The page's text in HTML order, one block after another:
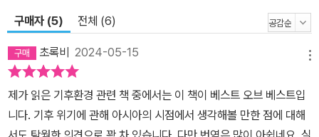
굳이 세계를 있는 그대로 재생하는 식이 될 필요는 없다. 픽션―소설
뿐 아니라 서사시와 신화까지 포괄한다―이 할 수 있는 일이란 가정
법으로 세상에 접근하는 것, 세상을 마치 그것이 아닌 다른 어떤 것인
양(as if) 그려내는 노력이다. 다시 말해, 대체할 수 없는 픽션의 빼어
난 능력은 바로 여러 가능성을 상상해보는 능력이다. 다른 형태의 인
간 생존을 상상해보는 것이야말로 정확히 기후 위기가 제기하는 과제
구매자 (5) 전체 (6)
초록비 2024-05-15
제가 읽은 기후환경 관련 책 중에서는 이 책이 베스트 오브 베스트입
니다. 기후 위기에 관해 아시아의 시점에서 생각해볼 만한 점에 대해